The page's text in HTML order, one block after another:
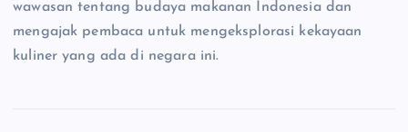
wawasan tentang budaya makanan Indonesia dan
mengajak pembaca untuk mengeksplorasi kekayaan
kuliner yang ada di negara ini.